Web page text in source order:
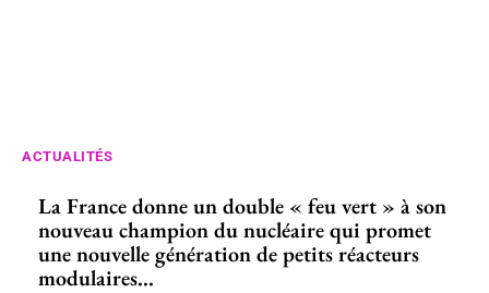
ACTUALITÉS
La France donne un double « feu vert » à son
nouveau champion du nucléaire qui promet
une nouvelle génération de petits réacteurs
modulaires...